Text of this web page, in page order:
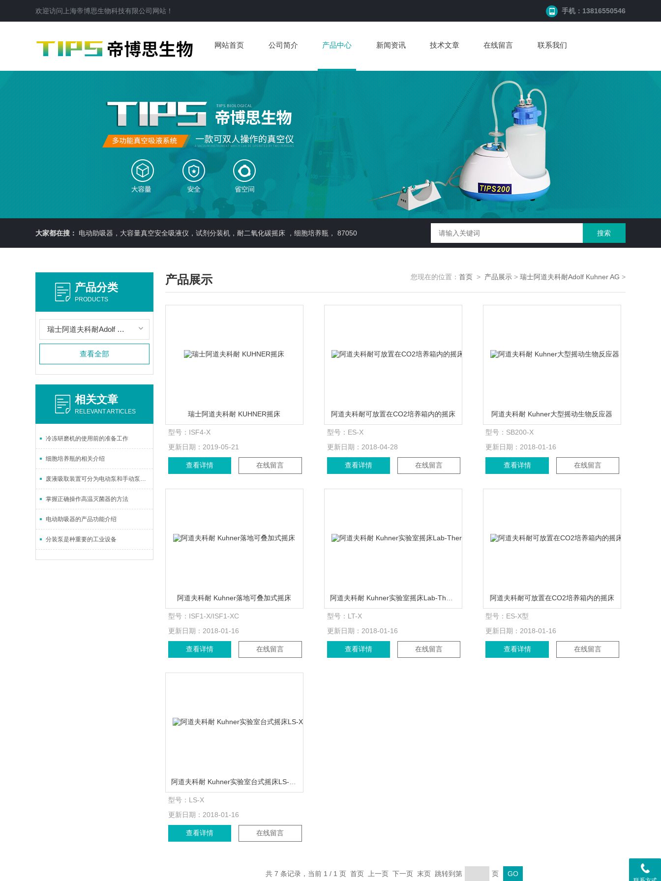
欢迎访问 上海帝博思生物科技有限公司 网站！ 手机：13816550546
网站首页 公司简介 产品中心 新闻资讯 技术文章 在线留言 联系我们
大家都在搜： 电动助吸器，大容量真空安全吸液仪，试剂分装机，耐二氧化碳摇床 ，细胞培养瓶， 87050
产品分类
PRODUCTS
瑞士阿道夫科耐Adolf Kuhner AG
查看全部
相关文章
RELEVANT ARTICLES
冷冻研磨机的使用前的准备工作
细胞培养瓶的相关介绍
废液吸取装置可分为电动泵和手动泵两种
掌握正确操作高温灭菌器的方法
电动助吸器的产品功能介绍
分装泵是种重要的工业设备
产品展示 您现在的位置： 首页 > 产品展示 > 瑞士阿道夫科耐Adolf Kuhner AG >
瑞士阿道夫科耐 KUHNER摇床
型号： ISF4-X
更新日期： 2019-05-21
查看详情 在线留言
阿道夫科耐可放置在CO2培养箱内的摇床
型号： ES-X
更新日期： 2018-04-28
查看详情 在线留言
阿道夫科耐 Kuhner大型摇动生物反应器
型号： SB200-X
更新日期： 2018-01-16
查看详情 在线留言
阿道夫科耐 Kuhner落地可叠加式摇床
型号： ISF1-X/ISF1-XC
更新日期： 2018-01-16
查看详情 在线留言
型号： LT-X
更新日期： 2018-01-16
查看详情 在线留言
阿道夫科耐可放置在CO2培养箱内的摇床
型号： ES-X型
更新日期： 2018-01-16
查看详情 在线留言
型号： LS-X
更新日期： 2018-01-16
查看详情 在线留言
共 7 条记录，当前 1 / 1 页 首页 上一页 下一页 末页 跳转到第 页